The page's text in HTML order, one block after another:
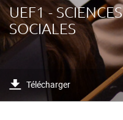
UEF1 - SCIENCES
SOCIALES
Télécharger